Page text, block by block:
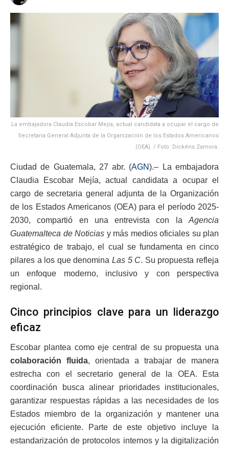
La embajadora Claudia Escobar Mejía, actual candidata a ocupar el cargo de
Secretaria General Adjunta de la Organización de los Estados Americanos
(OEA). / Foto: Dickéns Zamora.
Ciudad de Guatemala, 27 abr. (AGN).– La embajadora
Claudia Escobar Mejía, actual candidata a ocupar el
cargo de secretaria general adjunta de la Organización
de los Estados Americanos (OEA) para el período 2025-
2030, compartió en una entrevista con la Agencia
Guatemalteca de Noticias y más medios oficiales su plan
estratégico de trabajo, el cual se fundamenta en cinco
pilares a los que denomina Las 5 C. Su propuesta refleja
un enfoque moderno, inclusivo y con perspectiva
regional.
Cinco principios clave para un liderazgo
eficaz
Escobar plantea como eje central de su propuesta una
colaboración fluida, orientada a trabajar de manera
estrecha con el secretario general de la OEA. Esta
coordinación busca alinear prioridades institucionales,
garantizar respuestas rápidas a las necesidades de los
Estados miembro de la organización y mantener una
ejecución eficiente. Parte de este objetivo incluye la
estandarización de protocolos internos y la digitalización